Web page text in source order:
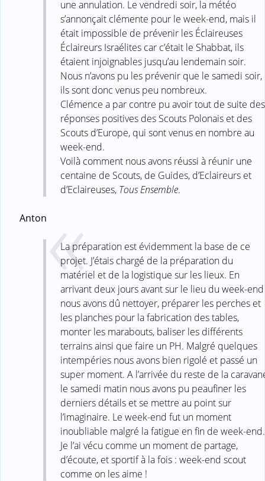
une annulation. Le vendredi soir, la météo
s’annonçait clémente pour le week-end, mais il
était impossible de prévenir les Éclaireuses
Éclaireurs Israélites car c’était le Shabbat, ils
étaient injoignables jusqu’au lendemain soir.
Nous n’avons pu les prévenir que le samedi soir,
ils sont donc venus peu nombreux.
Clémence a par contre pu avoir tout de suite des
réponses positives des Scouts Polonais et des
Scouts d’Europe, qui sont venus en nombre au
week-end.
Voilà comment nous avons réussi à réunir une
centaine de Scouts, de Guides, d’Eclaireurs et
d’Eclaireuses, Tous Ensemble.
Anton
La préparation est évidemment la base de ce
projet. J’étais chargé de la préparation du
matériel et de la logistique sur les lieux. En
arrivant deux jours avant sur le lieu du week-end
nous avons dû nettoyer, préparer les perches et
les planches pour la fabrication des tables,
monter les marabouts, baliser les différents
terrains ainsi que faire un PH. Malgré quelques
intempéries nous avons bien rigolé et passé un
super moment. A l’arrivée du reste de la
le samedi matin nous avons pu peaufiner les
derniers détails et se mettre au point sur
l’imaginaire. Le week-end fut un moment
inoubliable malgré la fatigue en fin de week-end.
Je l’ai vécu comme un moment de partage,
d’écoute, et sportif à la fois : week-end scout
comme on les aime !